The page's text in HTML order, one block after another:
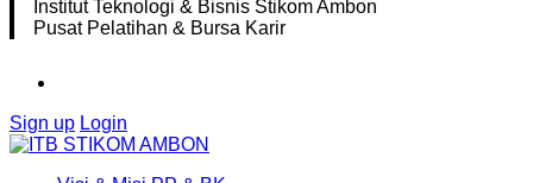
Institut Teknologi & Bisnis Stikom Ambon
Pusat Pelatihan & Bursa Karir
Sign up Login